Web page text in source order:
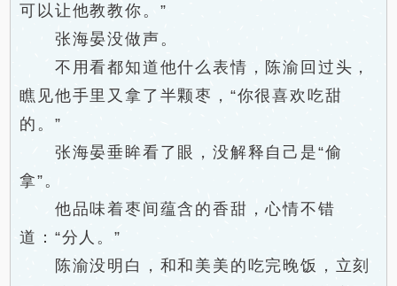
可以让他教教你。”
张海晏没做声。
不用看都知道他什么表情，陈渝回过头，
瞧见他手里又拿了半颗枣，“你很喜欢吃甜
的。”
张海晏垂眸看了眼，没解释自己是“偷
拿”。
他品味着枣间蕴含的香甜，心情不错
道：“分人。”
陈渝没明白，和和美美的吃完晚饭，立刻